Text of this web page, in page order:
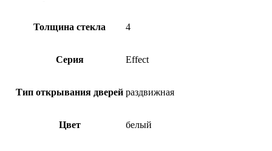
Толщина стекла 4
Серия Effect
Тип открывания дверей раздвижная
Цвет белый